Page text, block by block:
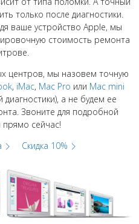
только после диагностики.
ваше устройство Apple, мы
стоимость ремонта
центров, мы назовем точную
, iMac, Mac Pro или Mac mini
а не будем ее
Звоните для подробной
прямо сейчас!
Скидка 10%